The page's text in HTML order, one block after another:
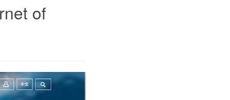
of